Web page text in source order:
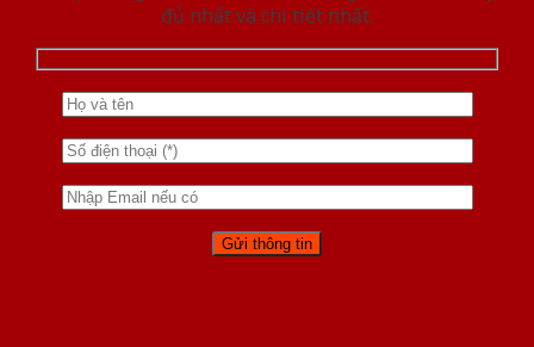
đủ nhất và chi tiết nhất.